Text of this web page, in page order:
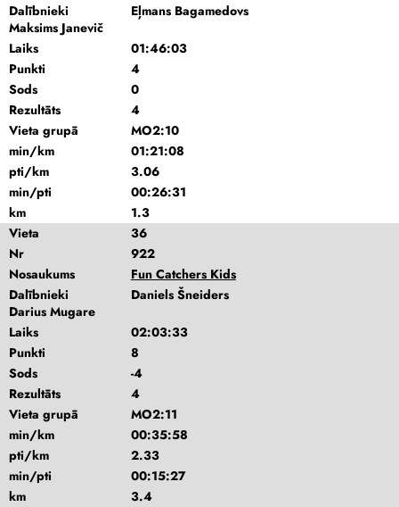
Dalībnieki
Eļmans Bagamedovs
Maksims Janevič
Laiks
01:46:03
Punkti
4
Sods
0
Rezultāts
4
Vieta grupā
MO2:10
min/km
01:21:08
pti/km
3.06
min/pti
00:26:31
km
1.3
Vieta
36
Nr
922
Nosaukums
Fun Catchers Kids
Dalībnieki
Daniels Šneiders
Darius Mugare
Laiks
02:03:33
Punkti
8
Sods
-4
Rezultāts
4
Vieta grupā
MO2:11
min/km
00:35:58
pti/km
2.33
min/pti
00:15:27
km
3.4